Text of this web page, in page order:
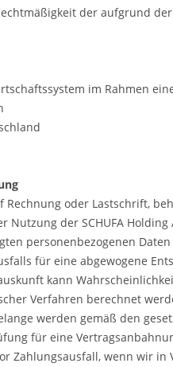
der aufgrund
im Rahmen
oder Lastschrift,
Nutzung der SCHUFA
personenbezogenen
für eine abgewogene
kann
Verfahren berechnet
werden gemäß den
für eine
Zahlungsausfall, wenn wir in